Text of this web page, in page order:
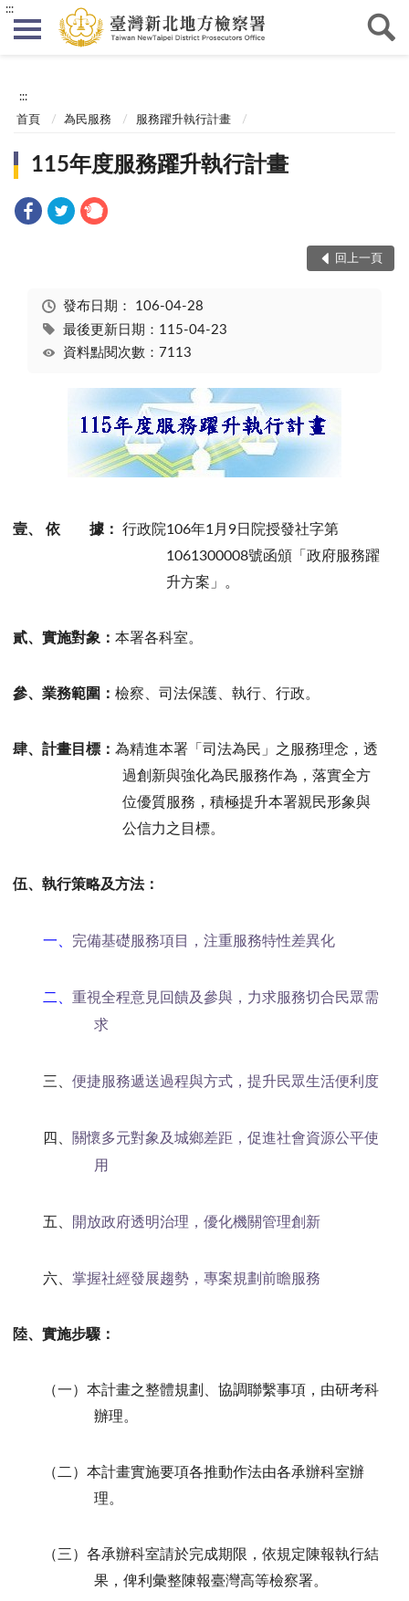
:::
:::
首頁 為民服務 服務躍升執行計畫
115年度服務躍升執行計畫
回上一頁
發布日期： 106-04-28
最後更新日期：115-04-23
資料點閱次數：7113
壹、 依 據：
行政院106年1月9日院授發社字第
1061300008號函頒「政府服務躍
升方案」。
貳、實施對象： 本署各科室。
參、業務範圍： 檢察、司法保護、執行、行政。
肆、計畫目標： 為精進本署「司法為民」之服務理念，透
過創新與強化為民服務作為，落實全方
位優質服務，積極提升本署親民形象與
公信力之目標。
伍、執行策略及方法：
一、 完備基礎服務項目，注重服務特性差異化
二、重視全程意見回饋及參與，力求服務切合民眾需
求
三、便捷服務遞送過程與方式，提升民眾生活便利度
四、 關懷多元對象及城鄉差距，促進社會資源公平使
用
五、 開放政府透明治理，優化機關管理創新
六、掌握社經發展趨勢，專案規劃前瞻服務
陸、實施步驟：
（一）本計畫之整體規劃、協調聯繫事項，由研考科
辦理。
（二）本計畫實施要項各推動作法由各承辦科室辦
理。
（三）各承辦科室請於完成期限，依規定陳報執行結
果，俾利彙整陳報臺灣高等檢察署。